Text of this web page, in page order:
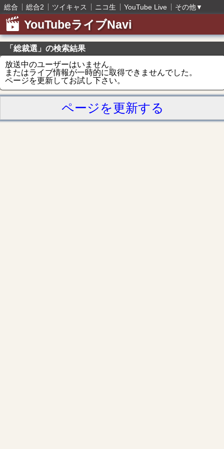
総合 総合2 ツイキャス ニコ生 YouTube Live その他▼
YouTubeライブNavi
「総裁選」の検索結果
放送中のユーザーはいません。
またはライブ情報が一時的に取得できませんでした。
ページを更新してお試し下さい。
ページを更新する